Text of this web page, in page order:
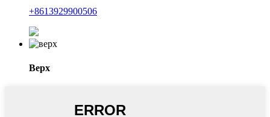
+8613929900506
Верх